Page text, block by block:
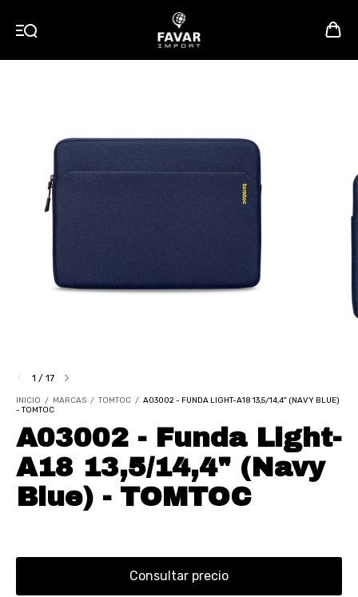
1 / 17
INICIO / MARCAS / TOMTOC / A03002 - FUNDA LIGHT-A18 13,5/14,4" (NAVY BLUE)
- TOMTOC
A03002 - Funda Light-
A18 13,5/14,4" (Navy
Blue) - TOMTOC